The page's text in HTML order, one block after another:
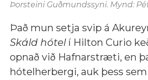
Þorsteini Guðmundssyni. Mynd:
Það mun setja svip á
Skáld hótelí Hilton Curio
opnað við Hafnarstræti, en
hótelherbergi, auk þess sem